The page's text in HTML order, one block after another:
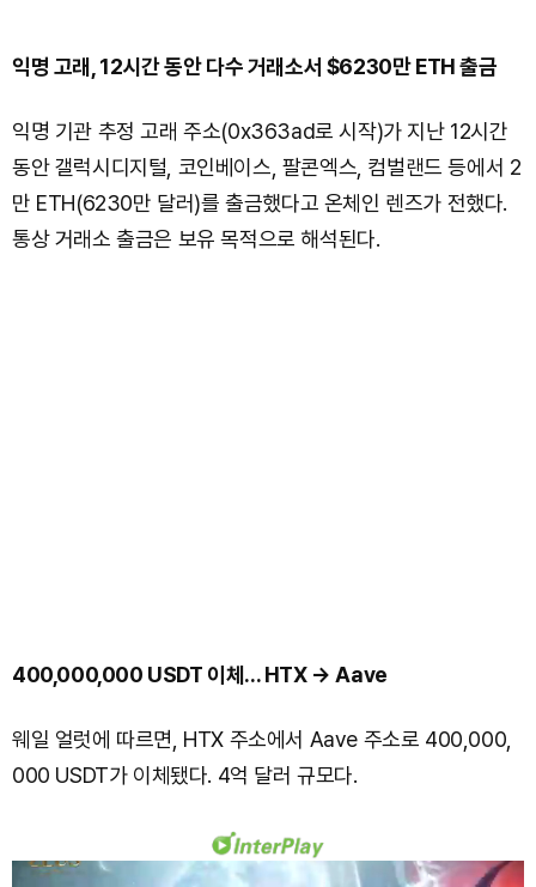
익명 고래, 12시간 동안 다수 거래소서 $6230만 ETH 출금
익명 기관 추정 고래 주소(0x363ad로 시작)가 지난 12시간
동안 갤럭시디지털, 코인베이스, 팔콘엑스, 컴벌랜드 등에서 2
만 ETH(6230만 달러)를 출금했다고 온체인 렌즈가 전했다.
통상 거래소 출금은 보유 목적으로 해석된다.
400,000,000 USDT 이체... HTX → Aave
웨일 얼럿에 따르면, HTX 주소에서 Aave 주소로 400,000,
000 USDT가 이체됐다. 4억 달러 규모다.